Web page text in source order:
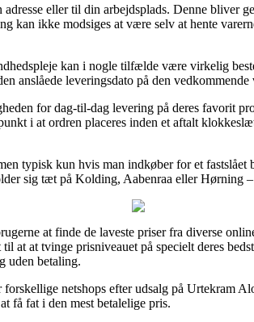
eller til din arbejdsplads. Denne bliver
kan ikke modsiges at være selv at hente
kan i nogle tilfælde være virkelig
anslåede leveringsdato på den vedkommende
for dag-til-dag levering på deres favorit
i at ordren placeres inden et aftalt
typisk kun hvis man indkøber for et
sig tæt på Kolding, Aabenraa eller Hørning
at finde de laveste priser fra diverse
at at tvinge prisniveauet på specielt deres
uden betaling.
netshops efter udsalg på Urtekram
få fat i den mest betalelige pris.